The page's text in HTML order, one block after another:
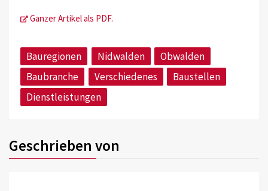
Ganzer Artikel als PDF.
Bauregionen Nidwalden
Obwalden
Baubranche
Verschiedenes
Baustellen
Dienstleistungen
Geschrieben von